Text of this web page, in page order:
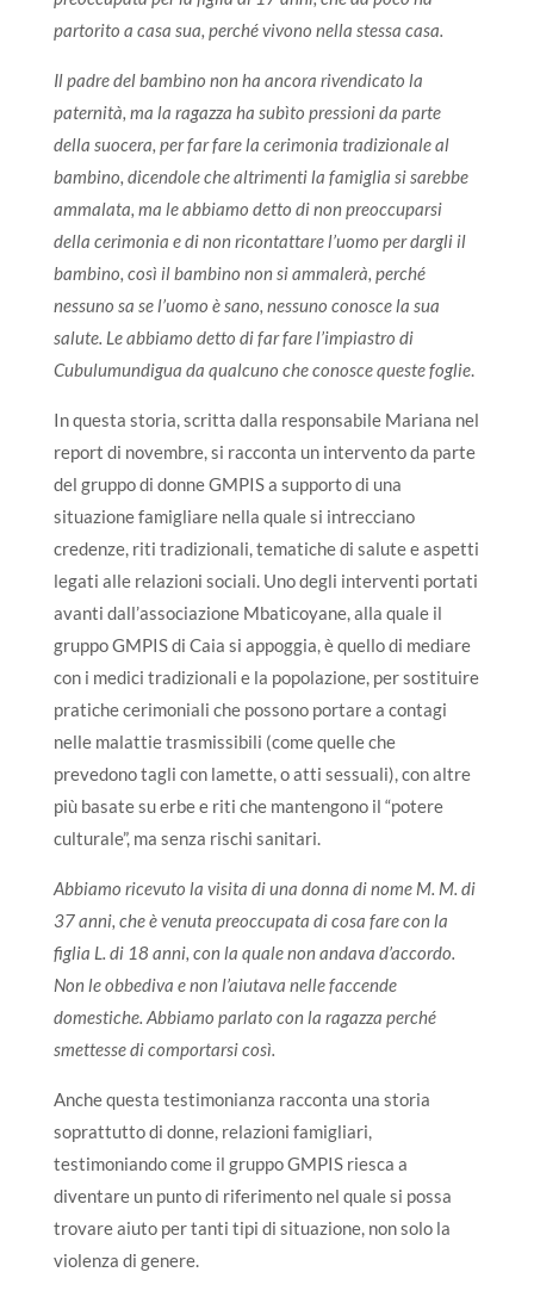
partorito a casa sua, perché vivono nella stessa casa.
Il padre del bambino non ha ancora rivendicato la
paternità, ma la ragazza ha subìto pressioni da parte
della suocera, per far fare la cerimonia tradizionale al
bambino, dicendole che altrimenti la famiglia si sarebbe
ammalata, ma le abbiamo detto di non preoccuparsi
della cerimonia e di non ricontattare l’uomo per dargli il
bambino, così il bambino non si ammalerà, perché
nessuno sa se l’uomo è sano, nessuno conosce la sua
salute. Le abbiamo detto di far fare l’impiastro di
Cubulumundigua da qualcuno che conosce queste foglie.
In questa storia, scritta dalla responsabile Mariana nel
report di novembre, si racconta un intervento da parte
del gruppo di donne GMPIS a supporto di una
situazione famigliare nella quale si intrecciano
credenze, riti tradizionali, tematiche di salute e aspetti
legati alle relazioni sociali. Uno degli interventi portati
avanti dall’associazione Mbaticoyane, alla quale il
gruppo GMPIS di Caia si appoggia, è quello di mediare
con i medici tradizionali e la popolazione, per sostituire
pratiche cerimoniali che possono portare a contagi
nelle malattie trasmissibili (come quelle che
prevedono tagli con lamette, o atti sessuali),con altre
più basate su erbe e riti che mantengono il “potere
culturale”, ma senza rischi sanitari.
Abbiamo ricevuto la visita di una donna di nome M. M. di
37 anni, che è venuta preoccupata di cosa fare con la
figlia L. di 18 anni, con la quale non andava d’accordo.
Non le obbediva e non l’aiutava nelle faccende
domestiche. Abbiamo parlato con la ragazza perché
smettesse di comportarsi così.
Anche questa testimonianza racconta una storia
soprattutto di donne, relazioni famigliari,
testimoniando come il gruppo GMPIS riesca a
diventare un punto di riferimento nel quale si possa
trovare aiuto per tanti tipi di situazione, non solo la
violenza di genere.